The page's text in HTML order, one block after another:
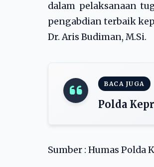
dalam pelaksanaan
pengabdian terbaik
Dr. Aris Budiman, M.Si.
BACA JUGA
Polda
Sumber : Humas Polda